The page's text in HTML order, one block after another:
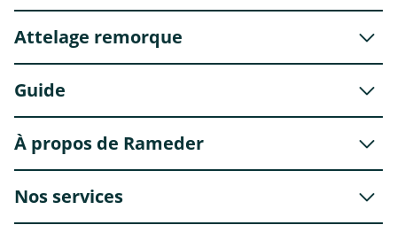
Attelage remorque
Guide
À propos de Rameder
Nos services